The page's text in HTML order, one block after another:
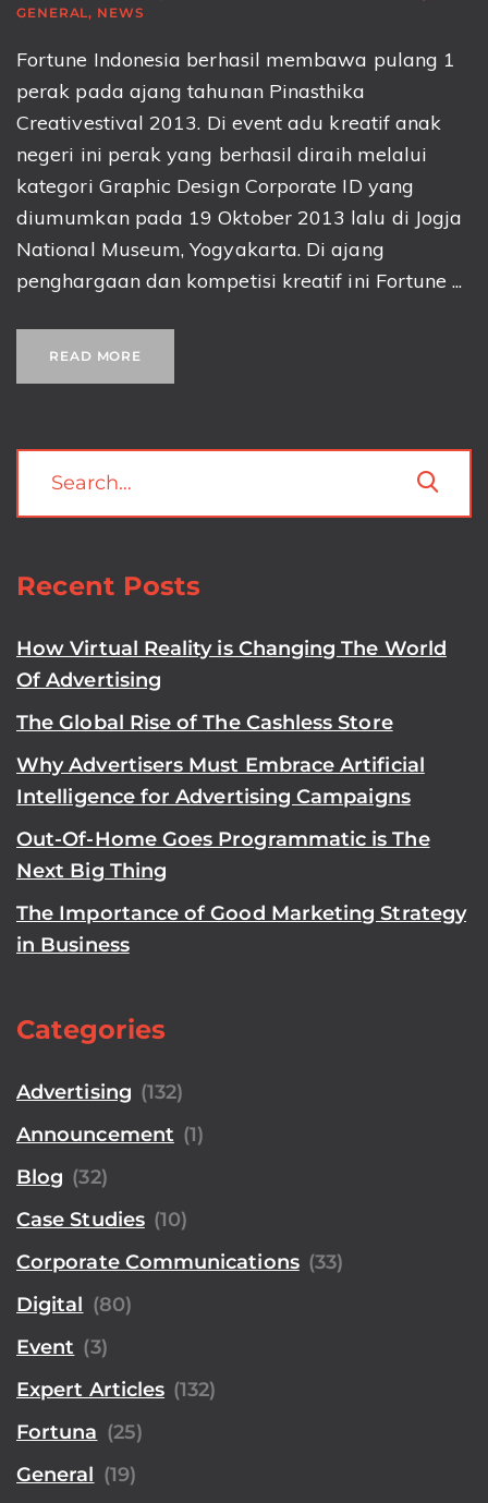
GENERAL, NEWS
Fortune Indonesia berhasil membawa pulang 1
perak pada ajang tahunan Pinasthika
Creativestival 2013. Di event adu kreatif anak
negeri ini perak yang berhasil diraih melalui
kategori Graphic Design Corporate ID yang
diumumkan pada 19 Oktober 2013 lalu di Jogja
National Museum, Yogyakarta. Di ajang
penghargaan dan kompetisi kreatif ini Fortune ...
READ MORE
Recent Posts
How Virtual Reality is Changing The World
Of Advertising
The Global Rise of The Cashless Store
Why Advertisers Must Embrace Artificial
Intelligence for Advertising Campaigns
Out-Of-Home Goes Programmatic is The
Next Big Thing
The Importance of Good Marketing Strategy
in Business
Categories
Advertising (132)
Announcement (1)
Blog (32)
Case Studies (10)
Corporate Communications (33)
Digital (80)
Event (3)
Expert Articles (132)
Fortuna (25)
General (19)